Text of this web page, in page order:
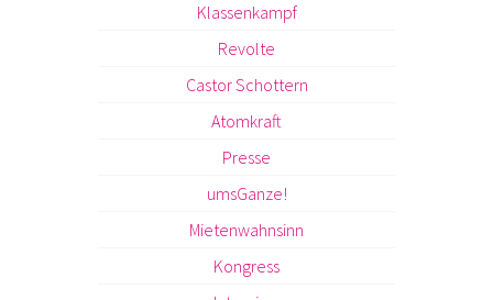
Klassenkampf
Revolte
Castor Schottern
Atomkraft
Presse
umsGanze!
Mietenwahnsinn
Kongress